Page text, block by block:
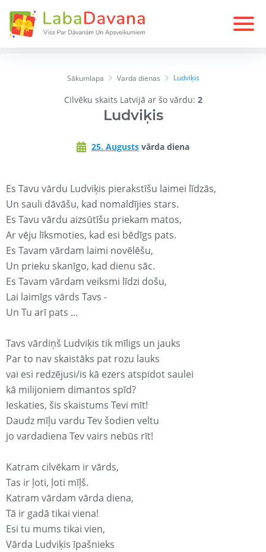
Sākumlapa Varda dienas Ludviķis
Cilvēku skaits Latvijā ar šo vārdu: 2
Ludviķis
25. Augusts vārda diena
Es Tavu vārdu Ludviķis pierakstīšu laimei līdzās,
Un sauli dāvāšu, kad nomaldījies stars.
Es Tavu vārdu aizsūtīšu priekam matos,
Ar vēju līksmoties, kad esi bēdīgs pats.
Es Tavam vārdam laimi novēlēšu,
Un prieku skanīgo, kad dienu sāc.
Es Tavam vārdam veiksmi līdzi došu,
Lai laimīgs vārds Tavs -
Un Tu arī pats ...
Tavs vārdiņš Ludviķis tik mīligs un jauks
Par to nav skaistāks pat rozu lauks
vai esi redzējusi/is kā ezers atspidot saulei
kā milijoniem dimantos spīd?
Ieskaties, šis skaistums Tevi mīt!
Daudz mīļu vardu Tev šodien veltu
jo vardadiena Tev vairs nebūs rīt!
Katram cilvēkam ir vārds,
Tas ir ļoti, ļoti mīļš.
Katram vārdam vārda diena,
Tā ir gadā tikai viena!
Esi tu mums tikai vien,
Vārda Ludviķis īpašnieks